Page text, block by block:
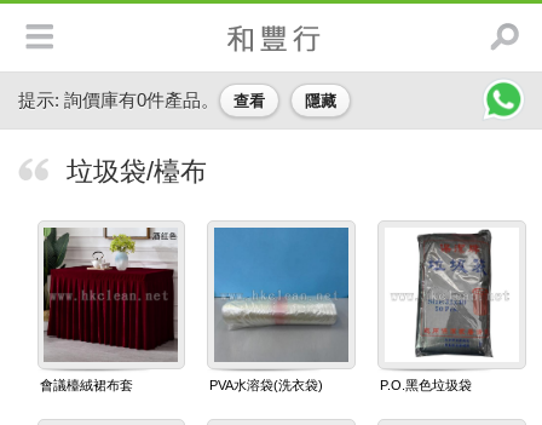
<#---->
提示: 詢價庫有0件產品。 查看 隱藏
垃圾袋/檯布
會議檯絨裙布套 PVA水溶袋(洗衣袋) P.O.黑色垃圾袋